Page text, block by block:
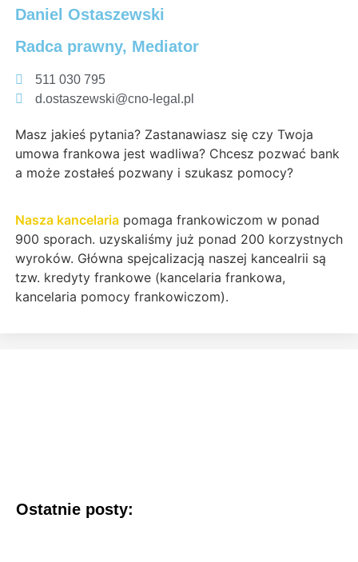
Daniel Ostaszewski
Radca prawny, Mediator
511 030 795
d.ostaszewski@cno-legal.pl
Masz jakieś pytania? Zastanawiasz się czy Twoja
umowa frankowa jest wadliwa? Chcesz pozwać bank
a może zostałeś pozwany i szukasz pomocy?
Nasza kancelariapomaga frankowiczom w ponad
900 sporach. uzyskaliśmy już ponad 200 korzystnych
wyroków. Główna spejcalizacją naszej kancealrii są
tzw. kredyty frankowe (kancelaria frankowa,
kancelaria pomocy frankowiczom).
Ostatnie posty: